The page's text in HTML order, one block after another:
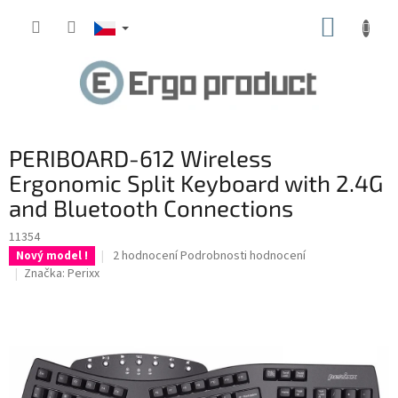
PERIBOARD-612 Wireless
Ergonomic Split Keyboard with 2.4G
and Bluetooth Connections
11354
Nový model !
Průměrné
5
hvězdiček.
2 hodnoceníPodrobnosti hodnocení
Značka: Perixx